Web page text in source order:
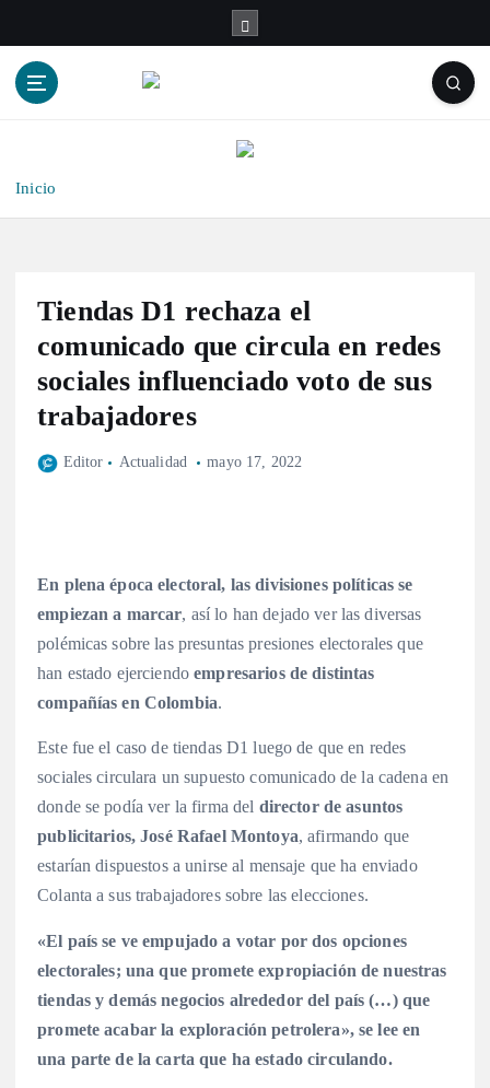
Inicio
Tiendas D1 rechaza el
comunicado que circula en redes
sociales influenciado voto de sus
trabajadores
Editor Actualidad mayo 17, 2022
En plena época electoral, las divisiones políticas se
empiezan a marcar, así lo han dejado ver las diversas
polémicas sobre las presuntas presiones electorales que
han estado ejerciendoempresarios de distintas
compañías en Colombia.
Este fue el caso de tiendas D1 luego de que en redes
sociales circulara un supuesto comunicado de la cadena en
donde se podía ver la firma del director de asuntos
publicitarios, José Rafael Montoya, afirmando que
estarían dispuestos a unirse al mensaje que ha enviado
Colanta a sus trabajadores sobre las elecciones.
«El país se ve empujado a votar por dos opciones
electorales; una que promete expropiación de nuestras
tiendas y demás negocios alrededor del país (…) que
promete acabar la exploración petrolera», se lee en
una parte de la carta que ha estado circulando.